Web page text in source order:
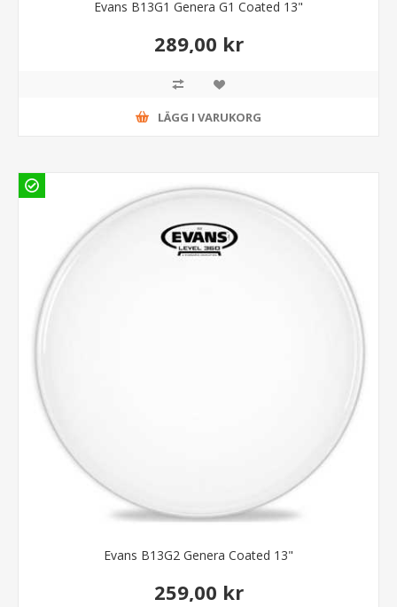
Evans B13G1 Genera G1 Coated 13"
289,00 kr
LÄGG I VARUKORG
Evans B13G2 Genera Coated 13"
259,00 kr